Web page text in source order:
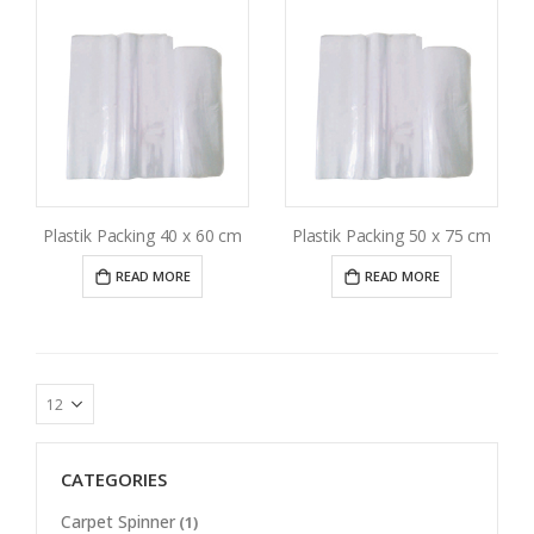
Plastik Packing 40 x 60 cm
READ MORE
Plastik Packing 50 x 75 cm
READ MORE
CATEGORIES
Carpet Spinner (1)